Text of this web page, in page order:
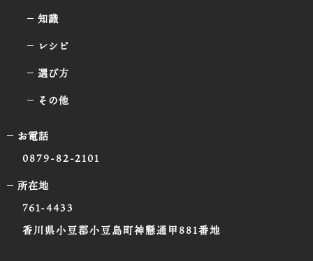
知識
レシピ
選び方
その他
お電話
0879-82-2101
所在地
761-4433
香川県小豆郡小豆島町神懸通甲881番地